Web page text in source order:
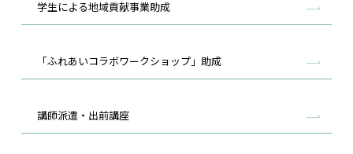
学生による地域貢献事業助成
「ふれあいコラボワークショップ」助成
講師派遣・出前講座